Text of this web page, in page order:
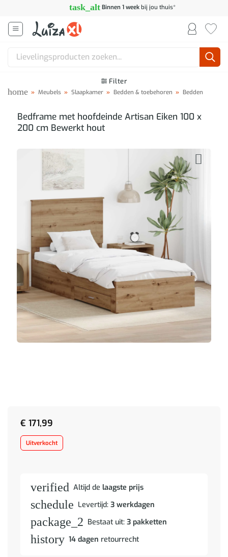
inhoud
task_alt Binnen 1 weekbij jou thuis*
Zoeken
Filter
home » Meubels » Slaapkamer » Bedden & toebehoren » Bedden
Bedframe met hoofdeinde Artisan Eiken 100 x
200 cm Bewerkt hout
€ 171,99
Uitverkocht
verified Altijd de laagste prijs
schedule Levertijd: 3 werkdagen
package_2 Bestaat uit: 3 pakketten
history 14 dagen retourrecht